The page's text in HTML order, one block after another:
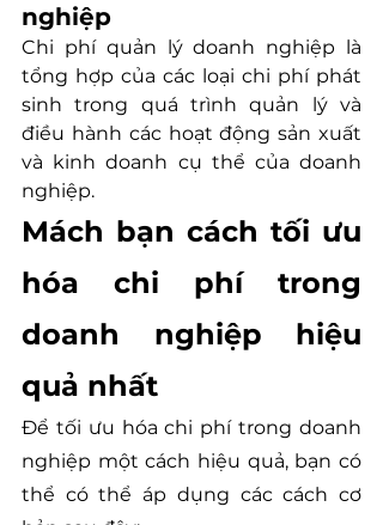
nghiệp
Chi phí quản lý doanh nghiệp là
tổng hợp của các loại chi phí phát
sinh trong quá trình quản lý và
điều hành các hoạt động sản xuất
và kinh doanh cụ thể của doanh
nghiệp.
Mách bạn cách tối ưu
hóa chi phí trong
doanh nghiệp hiệu
quả nhất
Để tối ưu hóa chi phí trong doanh
nghiệp một cách hiệu quả, bạn có
thể có thể áp dụng các cách cơ